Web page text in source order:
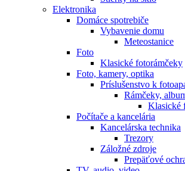
Elektronika
Domáce spotrebiče
Vybavenie domu
Meteostanice
Foto
Klasické fotorámčeky
Foto, kamery, optika
Príslušenstvo k
Rámčeky,
Klasické
Počítače a kancelária
Kancelárska technika
Trezory
Záložné zdroje
Prepäťové